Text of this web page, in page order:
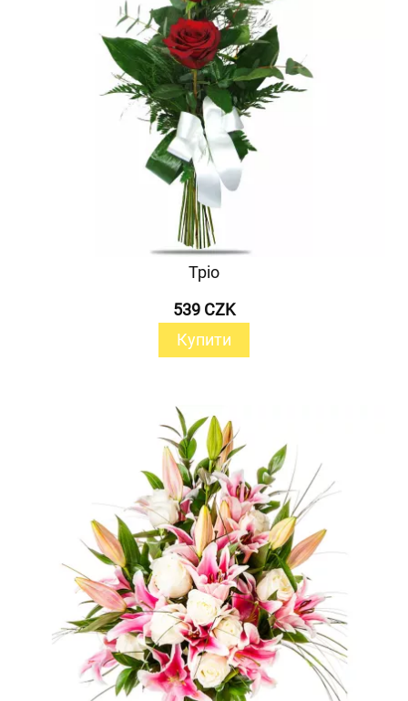
Тріо
539 CZK
Купити